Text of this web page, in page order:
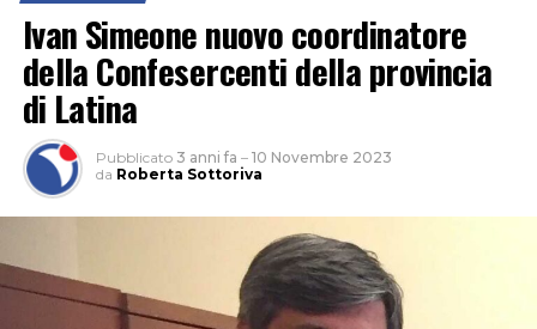
Ivan Simeone nuovo coordinatore
della Confesercenti della provincia
di Latina
Pubblicato 3 anni fa – 10 Novembre 2023
da Roberta Sottoriva